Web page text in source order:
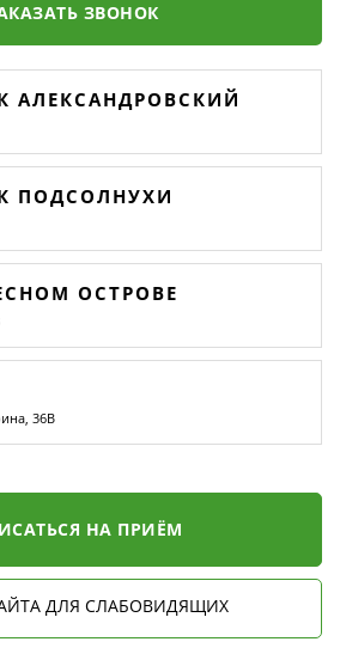
ЗВОНОК
АЛЕКСАНДРОВСКИЙ
ПОДСОЛНУХИ
ОСТРОВЕ
36В
НА ПРИЁМ
ДЛЯ СЛАБОВИДЯЩИХ